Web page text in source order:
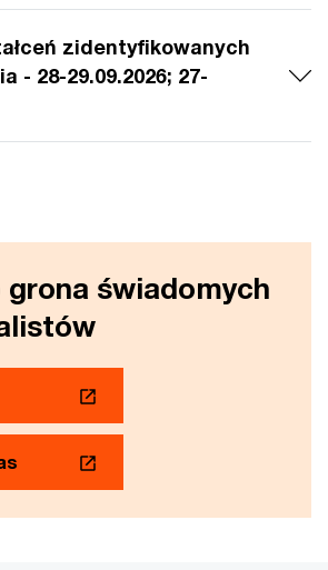
zidentyfikowanych
- 28-29.09.2026; 27-
grona świadomych